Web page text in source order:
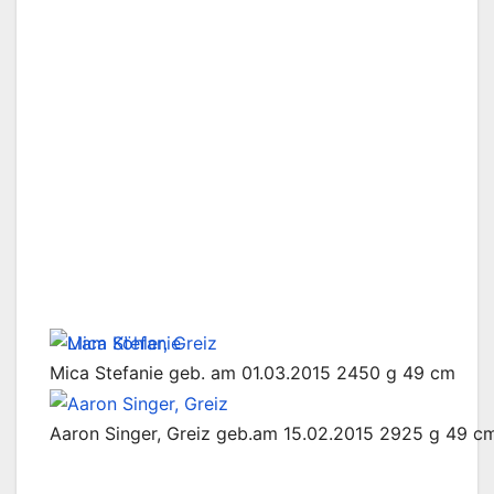
Mica Stefanie geb. am 01.03.2015 2450 g 49 cm
Aaron Singer, Greiz geb.am 15.02.2015 2925 g 49